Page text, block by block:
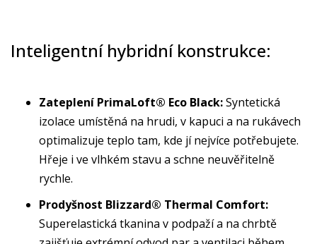
Inteligentní hybridní konstrukce:
Zateplení PrimaLoft® Eco Black:Syntetická
izolace umístěná na hrudi, v kapuci a na rukávech
optimalizuje teplo tam, kde jí nejvíce potřebujete.
Hřeje i ve vlhkém stavu a schne neuvěřitelně
rychle.
Prodyšnost Blizzard® Thermal Comfort:
Superelastická tkanina v podpaží a na chrbtě